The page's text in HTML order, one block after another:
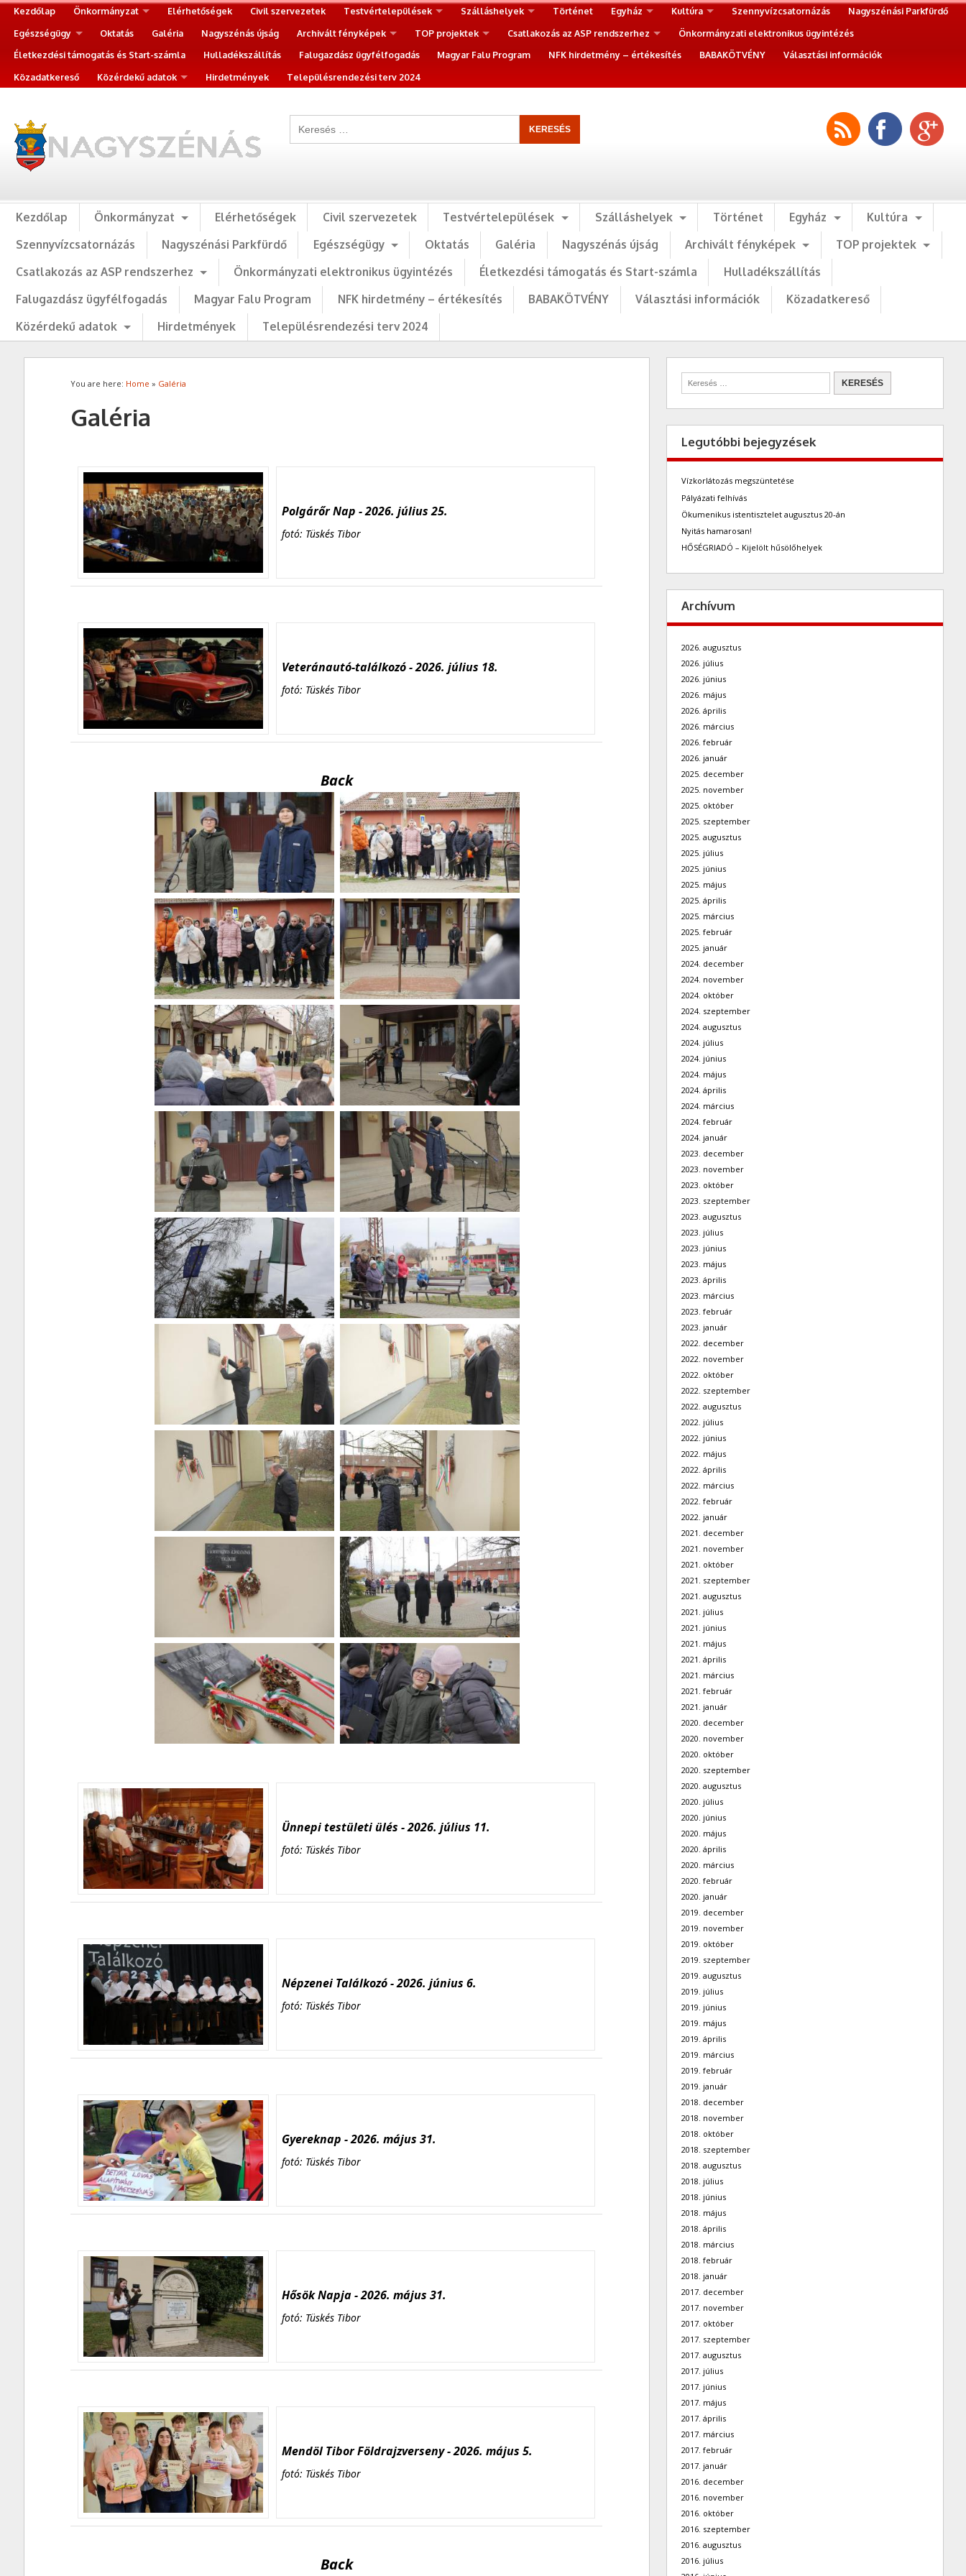
Kezdőlap Önkormányzat Elérhetőségek Civil szervezetek Testvértelepülések Szálláshelyek Történet Egyház Kultúra Szennyvízcsatornázás
Nagyszénási Parkfürdő
Egészségügy
Oktatás Galéria Nagyszénás újság Archivált fényképek TOP projektek Csatlakozás az ASP rendszerhez
Önkormányzati elektronikus ügyintézés
Életkezdési támogatás és Start-számla
Hulladékszállítás Falugazdász ügyfélfogadás Magyar Falu Program NFK hirdetmény – értékesítés BABAKÖTVÉNY
Választási információk
Közadatkereső
Közérdekű adatok Hirdetmények Településrendezési terv 2024
Kezdőlap Önkormányzat Elérhetőségek Civil szervezetek Testvértelepülések Szálláshelyek Történet Egyház
Kultúra
Szennyvízcsatornázás
Nagyszénási Parkfürdő Egészségügy Oktatás Galéria Nagyszénás újság Archivált fényképek
TOP projektek
Csatlakozás az ASP rendszerhez
Önkormányzati elektronikus ügyintézés Életkezdési támogatás és Start-számla
Hulladékszállítás
Falugazdász ügyfélfogadás
Magyar Falu Program NFK hirdetmény – értékesítés BABAKÖTVÉNY Választási információk
Közadatkereső
Közérdekű adatok
Hirdetmények Településrendezési terv 2024
You are here: Home » Galéria
Galéria
Polgárőr Nap - 2026. július 25.
fotó: Tüskés Tibor
Veteránautó-találkozó - 2026. július 18.
fotó: Tüskés Tibor
Back
Ünnepi testületi ülés - 2026. július 11.
fotó: Tüskés Tibor
Népzenei Találkozó - 2026. június 6.
fotó: Tüskés Tibor
Gyereknap - 2026. május 31.
fotó: Tüskés Tibor
Hősök Napja - 2026. május 31.
fotó: Tüskés Tibor
Mendöl Tibor Földrajzverseny - 2026. május 5.
fotó: Tüskés Tibor
Back
Legutóbbi bejegyzések
Vízkorlátozás megszüntetése
Pályázati felhívás
Ökumenikus istentisztelet augusztus 20-án
Nyitás hamarosan!
HŐSÉGRIADÓ – Kijelölt hűsölőhelyek
Archívum
2026. augusztus
2026. július
2026. június
2026. május
2026. április
2026. március
2026. február
2026. január
2025. december
2025. november
2025. október
2025. szeptember
2025. augusztus
2025. július
2025. június
2025. május
2025. április
2025. március
2025. február
2025. január
2024. december
2024. november
2024. október
2024. szeptember
2024. augusztus
2024. július
2024. június
2024. május
2024. április
2024. március
2024. február
2024. január
2023. december
2023. november
2023. október
2023. szeptember
2023. augusztus
2023. július
2023. június
2023. május
2023. április
2023. március
2023. február
2023. január
2022. december
2022. november
2022. október
2022. szeptember
2022. augusztus
2022. július
2022. június
2022. május
2022. április
2022. március
2022. február
2022. január
2021. december
2021. november
2021. október
2021. szeptember
2021. augusztus
2021. július
2021. június
2021. május
2021. április
2021. március
2021. február
2021. január
2020. december
2020. november
2020. október
2020. szeptember
2020. augusztus
2020. július
2020. június
2020. május
2020. április
2020. március
2020. február
2020. január
2019. december
2019. november
2019. október
2019. szeptember
2019. augusztus
2019. július
2019. június
2019. május
2019. április
2019. március
2019. február
2019. január
2018. december
2018. november
2018. október
2018. szeptember
2018. augusztus
2018. július
2018. június
2018. május
2018. április
2018. március
2018. február
2018. január
2017. december
2017. november
2017. október
2017. szeptember
2017. augusztus
2017. július
2017. június
2017. május
2017. április
2017. március
2017. február
2017. január
2016. december
2016. november
2016. október
2016. szeptember
2016. augusztus
2016. július